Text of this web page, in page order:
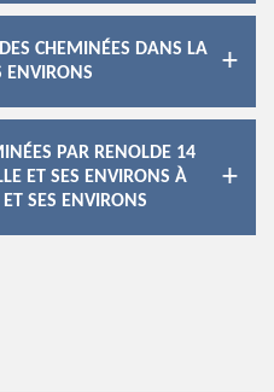
CHEMINÉES DANS LA
ENVIRONS
PAR RENOLDE 14
ET SES ENVIRONS À
SES ENVIRONS